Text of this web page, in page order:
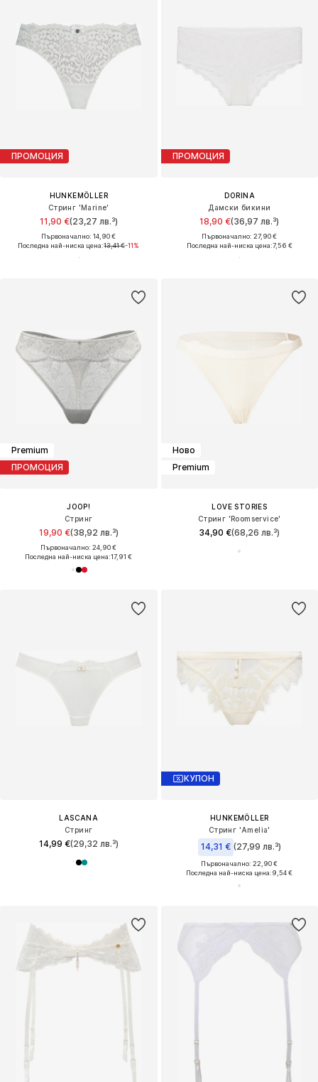
ПРОМОЦИЯ
HUNKEMÖLLER
Стринг 'Marine'
11,90 €(23,27 лв.³)
Първоначално: 14,90 €
Последна най-ниска цена:13,41 €-11%
ПРОМОЦИЯ
DORINA
Дамски бикини
18,90 €(36,97 лв.³)
Първоначално: 27,90 €
Последна най-ниска цена:7,56 €
Premium
ПРОМОЦИЯ
JOOP!
Стринг
19,90 €(38,92 лв.³)
Първоначално: 24,90 €
Последна най-ниска цена:17,91 €
Ново
Premium
LOVE STORIES
Стринг 'Roomservice'
34,90 €(68,26 лв.³)
LASCANA
Стринг
14,99 €(29,32 лв.³)
КУПОН
HUNKEMÖLLER
Стринг 'Amelia'
14,31 € (27,99 лв.³)
Първоначално: 22,90 €
Последна най-ниска цена:9,54 €